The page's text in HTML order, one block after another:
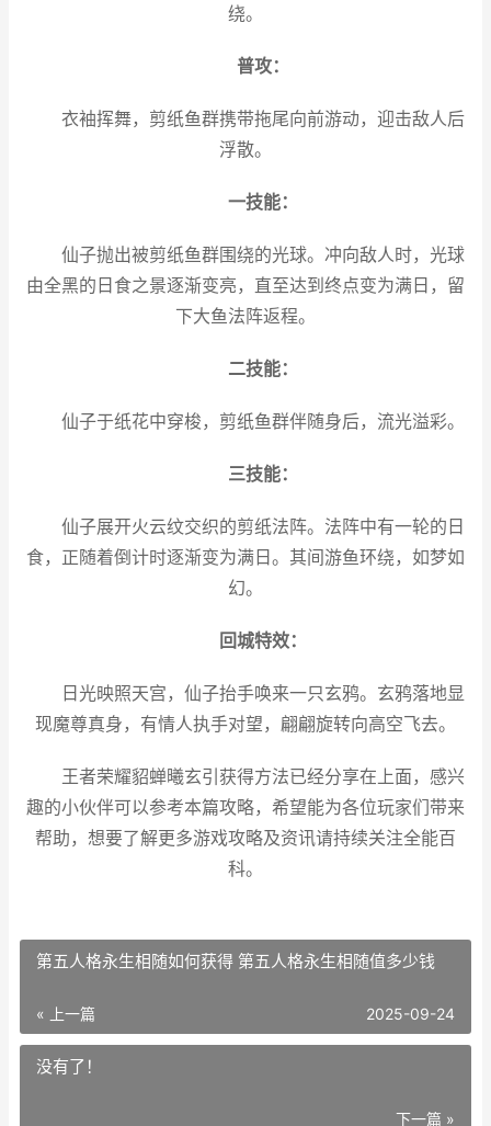
绕。
普攻：
衣袖挥舞，剪纸鱼群携带拖尾向前游动，迎击敌人后
浮散。
一技能：
仙子抛出被剪纸鱼群围绕的光球。冲向敌人时，光球
由全黑的日食之景逐渐变亮，直至达到终点变为满日，留
下大鱼法阵返程。
二技能：
仙子于纸花中穿梭，剪纸鱼群伴随身后，流光溢彩。
三技能：
仙子展开火云纹交织的剪纸法阵。法阵中有一轮的日
食，正随着倒计时逐渐变为满日。其间游鱼环绕，如梦如
幻。
回城特效：
日光映照天宫，仙子抬手唤来一只玄鸦。玄鸦落地显
现魔尊真身，有情人执手对望，翩翩旋转向高空飞去。
王者荣耀貂蝉曦玄引获得方法已经分享在上面，感兴
趣的小伙伴可以参考本篇攻略，希望能为各位玩家们带来
帮助，想要了解更多游戏攻略及资讯请持续关注全能百
科。
第五人格永生相随如何获得 第五人格永生相随值多少钱
« 上一篇 2025-09-24
没有了！
下一篇 »